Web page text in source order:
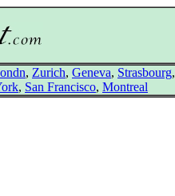
, Zurich, Geneva, Strasbourg,
, San Francisco, Montreal